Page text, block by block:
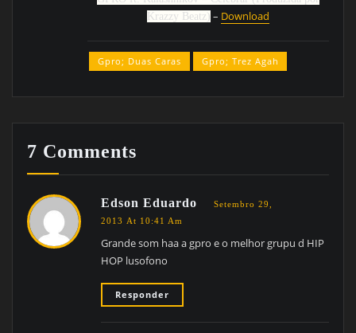
Krazzy Beatz) – Download
Gpro; Duas Caras Gpro; Trez Agah
7 Comments
Edson Eduardo
Setembro 29,
2013 At 10:41 Am
Grande som haa a gpro e o melhor grupu d HIP
HOP lusofono
Responder